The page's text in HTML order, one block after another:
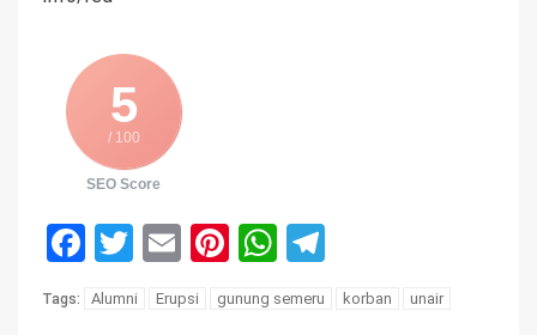
5
/ 100
SEO Score
Facebook
Twitter
EmailPinterest
WhatsApp
Tags: Alumni Erupsi gunung semeru korban unair